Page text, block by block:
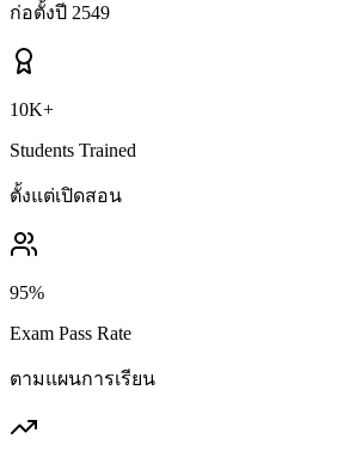
ก่อตั้งปี 2549
10K+
Students Trained
ตั้งแต่เปิดสอน
95%
Exam Pass Rate
ตามแผนการเรียน